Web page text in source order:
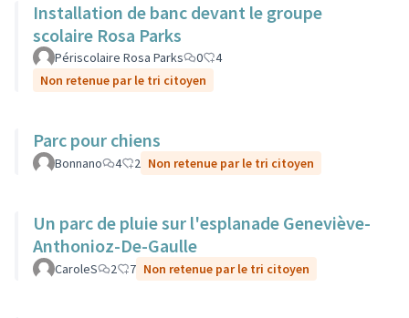
Installation de banc devant le groupe
scolaire Rosa Parks
Périscolaire Rosa Parks 0
4
Non retenue par le tri citoyen
Parc pour chiens
Bonnano 4 2 Non retenue par le tri citoyen
Un parc de pluie sur l'esplanade Geneviève-
Anthonioz-De-Gaulle
CaroleS 2 7 Non retenue par le tri citoyen